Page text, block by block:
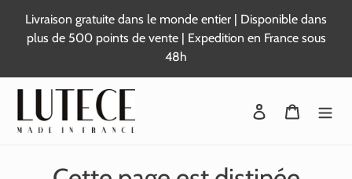
contenu
Livraison gratuite dans le monde entier | Disponible dans
plus de 500 points de vente | Expedition en France sous
48h
Se connecter
Panier